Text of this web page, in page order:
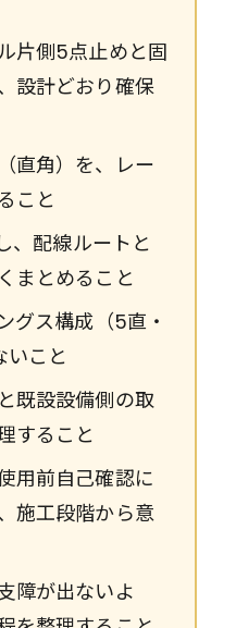
片側5点止めと固
設計どおり確保
直角）を、レー
こと
、配線ルートと
まとめること
グス構成（5直・
いこと
既設設備側の取
すること
用前自己確認に
施工段階から意
障が出ないよ